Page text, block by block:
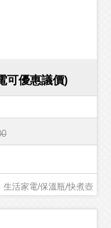
可優惠議價)
生活家電/保溫瓶/快煮壺